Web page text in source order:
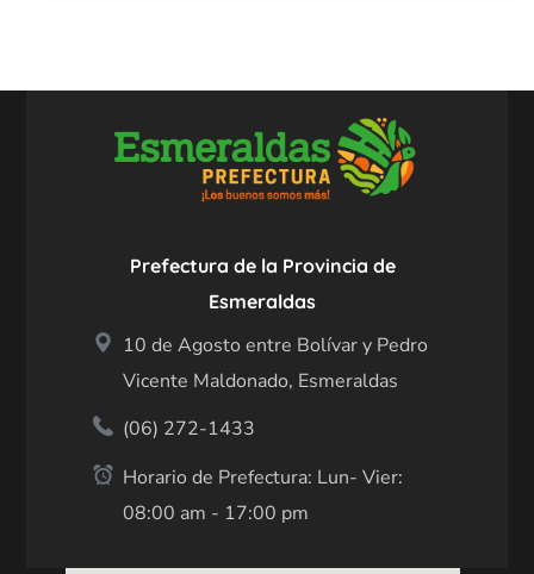
Prefectura de la Provincia de
Esmeraldas
10 de Agosto entre Bolívar y Pedro
Vicente Maldonado, Esmeraldas
(06) 272-1433
Horario de Prefectura: Lun- Vier:
08:00 am - 17:00 pm